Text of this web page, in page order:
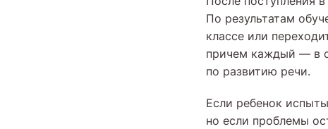
По результатам
классе или
причем каждый — в
по развитию речи.
Если ребенок
но если проблемы